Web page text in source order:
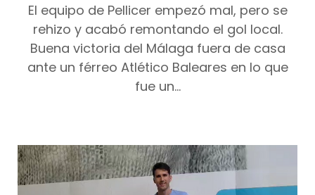
El equipo de Pellicer empezó mal, pero se
rehizo y acabó remontando el gol local.
Buena victoria del Málaga fuera de casa
ante un férreo Atlético Baleares en lo que
fue un…